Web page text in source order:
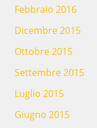
Febbraio 2016
Dicembre 2015
Ottobre 2015
Settembre 2015
Luglio 2015
Giugno 2015